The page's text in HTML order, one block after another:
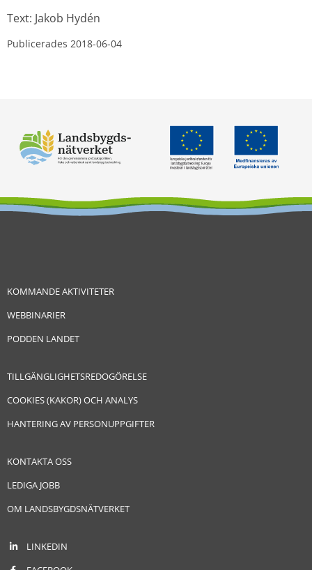
Text: Jakob Hydén
Publicerades 2018-06-04
KOMMANDE AKTIVITETER
WEBBINARIER
PODDEN LANDET
TILLGÄNGLIGHETSREDOGÖRELSE
COOKIES (KAKOR) OCH ANALYS
HANTERING AV PERSONUPPGIFTER
KONTAKTA OSS
LEDIGA JOBB
OM LANDSBYGDSNÄTVERKET
LINKEDIN